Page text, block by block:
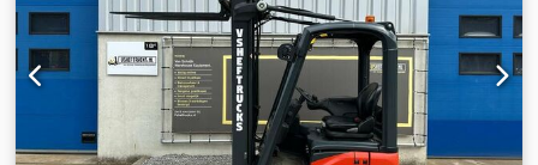
libre: 2.321 mm ELEVACIÓN LIBRE DESPLAZADOR LATERAL
Batería: 2020 Sistema de llenado automático Cargador
externo Dwodpfx Abjy D Un Re Ija